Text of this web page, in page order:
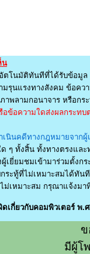
น
ตโนมัติทันทีที่ได้รับข้อมูล
รุนแรงทางสังคม ข้อคว
พลามกอนาจาร หรือกร
ข้อความใดส่งผลกระท
นินคดีทางกฎหมายจากผู้
ๆ ทั้งสิ้น ทั้งทางตรงและ
ยี่ยมชมเข้ามาร่วมตั้งกร
ระทู้ที่ไม่เหมาะสมได้ทั
เหมาะสม กรุณาแจ้งมา
เกี่ยวกับคอมพิวเตอร์ พ.
ข
มีผู้โ